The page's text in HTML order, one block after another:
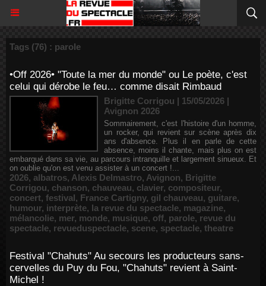
Tags (76) : parole
•Off 2026• "Toute la mer du monde" ou Le poète, c'est
celui qui dérobe le feu… comme disait Rimbaud
Brigitte Corrigou | 15/05/2026 |
Avignon 2026
Sommairement, c'est l'histoire d'un homme,
un rocker, qui revient sur scène après dix
ans d'absence. Plus il en parle de cette
absence, moins il chante, mais plus on est
embarqué dans sa vie, au parcours intranquille et largement sinueux. Et
on oublie qu'on est venu assister à un concert !...
2026, albatros, Alexis Delmastro, Avignon, Brigitte
Corrigou, chanson, chauveau, clavier, compositeur,
concert, festival, France Cartigny, gil chauveau, guitare,
humour, interprète, la revue du spectacle, magazine,
mélancolie, mer, monde, musique, off, parole, revue du
spectacle, revueduspectacle, scene, spectacle, theatre
Festival "Chahuts" Au secours les producteurs sans-
cervelles du Puy du Fou, "Chahuts" revient à Saint-
Michel !